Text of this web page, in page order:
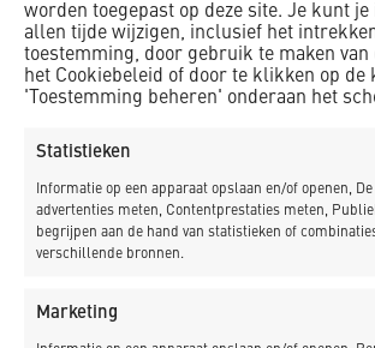
worden toegepast op deze site. Je kunt
allen tijde wijzigen, inclusief het
toestemming, door gebruik te maken van
het Cookiebeleid of door te klikken op de
'Toestemming beheren' onderaan het
Statistieken
Informatie op een apparaat opslaan en/of openen,
advertenties meten, Contentprestaties meten,
begrijpen aan de hand van statistieken of
verschillende bronnen.
Marketing